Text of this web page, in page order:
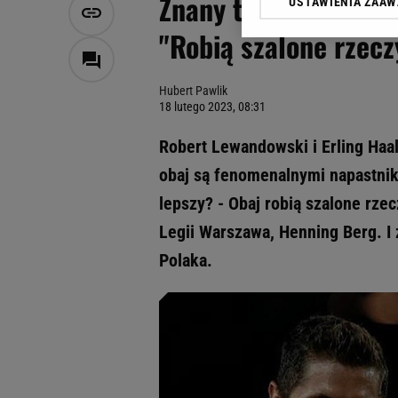
Znany trener
"Robią szalone
Hubert Pawlik
18 lutego 2023, 08:31
Robert Lewandowski i Erling
obaj są fenomenalnymi
lepszy? - Obaj robią szalone
Legii Warszawa, Henning Berg.
Polaka.
Klikając „Akceptuję”
Zaufanych Partnerów i
dotyczące plików
odnośnik „Ustawienia
Użycie dokładnych
Przechowywanie
badnie odbiorców i